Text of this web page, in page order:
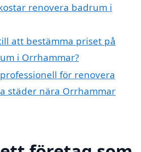
renovera badrum i
att bestämma priset på
i Orrhammar?
för renovera
städer nära Orrhammar